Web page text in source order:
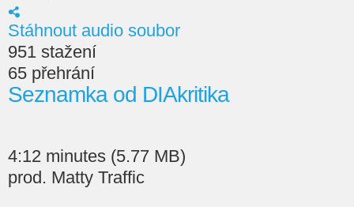
Stáhnout audio soubor
951 stažení
65 přehrání
Seznamka od DIAkritika
4:12 minutes (5.77 MB)
prod. Matty Traffic